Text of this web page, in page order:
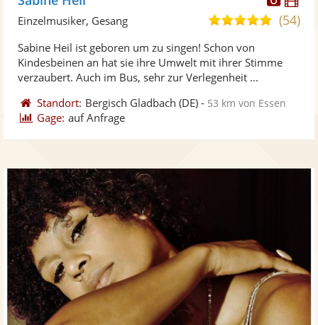
5,0(54)
Einzelmusiker, Gesang
Sabine Heil ist geboren um zu singen! Schon von
Kindesbeinen an hat sie ihre Umwelt mit ihrer Stimme
verzaubert. Auch im Bus, sehr zur Verlegenheit ...
Standort: Bergisch Gladbach (DE) - 53 km von Essen
Gage: auf Anfrage